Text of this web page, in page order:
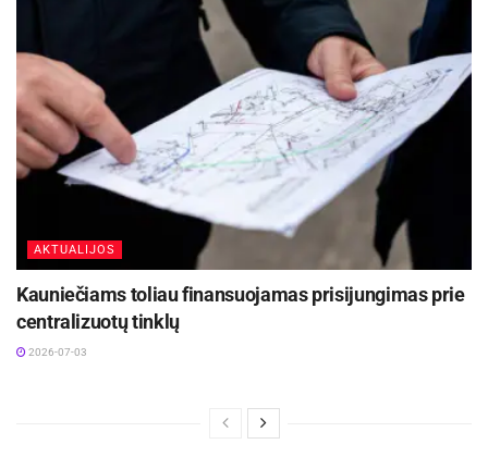
AKTUALIJOS
Kauniečiams toliau finansuojamas prisijungimas prie
centralizuotų tinklų
2026-07-03